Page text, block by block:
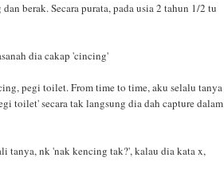
berak. Secara purata, pada usia 2 tahun 1/2 tu
dia cakap 'cincing'
pegi toilet. From time to time, aku selalu tanya
toilet' secara tak langsung dia dah capture dalam
tanya, nk 'nak kencing tak?', kalau dia kata x,